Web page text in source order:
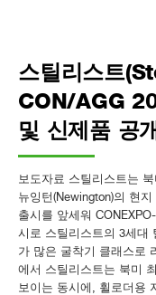
스틸리스트
CON/AGG
및 신제품 공
보도자료 스틸리스트는
뉴잉턴(Newington)의 현
출시를 앞세워
시로 스틸리스트의 3세대
가 많은 굴착기 클래스로
에서 스틸리스트는 북미
보이는 동시에, 휠로더용